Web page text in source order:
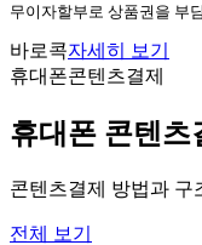
무이자할부로 상품권을 부
바로콕자세히 보기
휴대폰콘텐츠결제
휴대폰 콘텐츠
콘텐츠결제 방법과 구
전체 보기